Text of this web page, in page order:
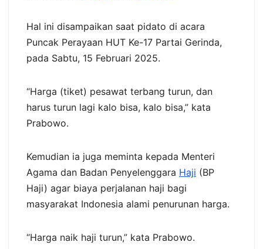
Hal ini disampaikan saat pidato di acara
Puncak Perayaan HUT Ke-17 Partai Gerinda,
pada Sabtu, 15 Februari 2025.
“Harga (tiket) pesawat terbang turun, dan
harus turun lagi kalo bisa, kalo bisa,” kata
Prabowo.
Kemudian ia juga meminta kepada Menteri
Agama dan Badan Penyelenggara Haji (BP
Haji) agar biaya perjalanan haji bagi
masyarakat Indonesia alami penurunan harga.
“Harga naik haji turun,” kata Prabowo.